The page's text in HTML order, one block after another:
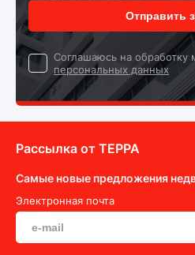
Отправить
Cоглашаюсь на обработку
персональных данных
Рассылка от ТEPPA
Самые новые предложения
Электронная почта